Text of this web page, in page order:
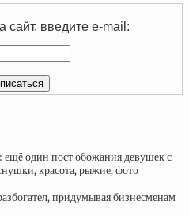
сайт, введите e-mail: